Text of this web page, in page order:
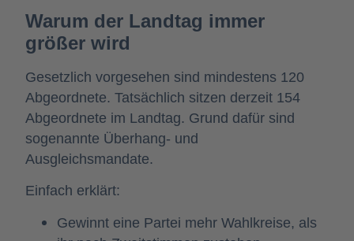
Warum der Landtag immer
größer wird
Gesetzlich vorgesehen sind mindestens 120
Abgeordnete. Tatsächlich sitzen derzeit 154
Abgeordnete im Landtag. Grund dafür sind
sogenannte Überhang- und
Ausgleichsmandate.
Einfach erklärt:
Gewinnt eine Partei mehr Wahlkreise, als